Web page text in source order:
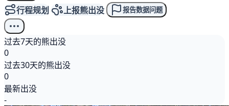
行程规划 上报熊出没 报告数据问题
过去7天的熊出没
0
过去30天的熊出没
0
最新出没
-